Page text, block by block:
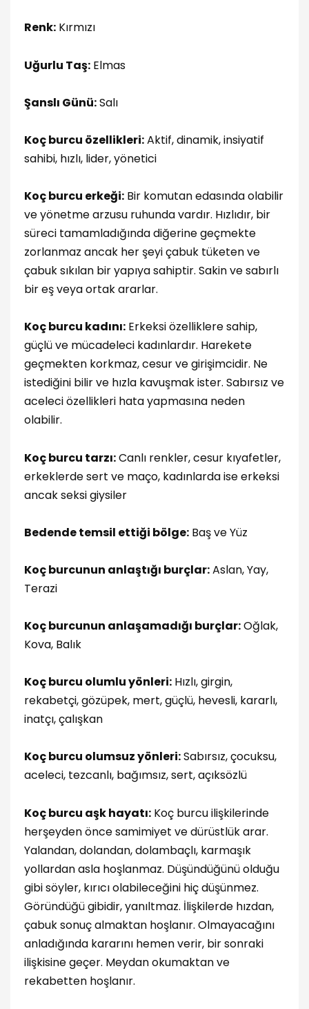
Renk: Kırmızı
Uğurlu Taş: Elmas
Şanslı Günü:Salı
Koç burcu özellikleri:Aktif, dinamik, insiyatif
sahibi, hızlı, lider, yönetici
Koç burcu erkeği: Bir komutan edasında olabilir
ve yönetme arzusu ruhunda vardır. Hızlıdır, bir
süreci tamamladığında diğerine geçmekte
zorlanmaz ancak her şeyi çabuk tüketen ve
çabuk sıkılan bir yapıya sahiptir. Sakin ve sabırlı
bir eş veya ortak ararlar.
Koç burcu kadını: Erkeksi özelliklere sahip,
güçlü ve mücadeleci kadınlardır. Harekete
geçmekten korkmaz, cesur ve girişimcidir. Ne
istediğini bilir ve hızla kavuşmak ister. Sabırsız ve
aceleci özellikleri hata yapmasına neden
olabilir.
Koç burcu tarzı:Canlı renkler, cesur kıyafetler,
erkeklerde sert ve maço, kadınlarda ise erkeksi
ancak seksi giysiler
Bedende temsil ettiği bölge: Baş ve Yüz
Koç burcunun anlaştığı burçlar:Aslan, Yay,
Terazi
Koç burcunun anlaşamadığı burçlar:Oğlak,
Kova, Balık
Koç burcu olumlu yönleri: Hızlı, girgin,
rekabetçi, gözüpek, mert, güçlü, hevesli, kararlı,
inatçı, çalışkan
Koç burcu olumsuz yönleri:Sabırsız, çocuksu,
aceleci, tezcanlı, bağımsız, sert, açıksözlü
Koç burcu aşk hayatı: Koç burcu ilişkilerinde
herşeyden önce samimiyet ve dürüstlük arar.
Yalandan, dolandan, dolambaçlı, karmaşık
yollardan asla hoşlanmaz. Düşündüğünü olduğu
gibi söyler, kırıcı olabileceğini hiç düşünmez.
Göründüğü gibidir, yanıltmaz. İlişkilerde hızdan,
çabuk sonuç almaktan hoşlanır. Olmayacağını
anladığında kararını hemen verir, bir sonraki
ilişkisine geçer. Meydan okumaktan ve
rekabetten hoşlanır.